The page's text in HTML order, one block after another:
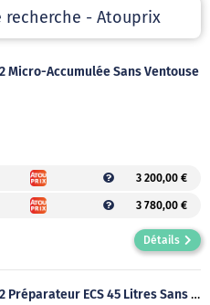
recherche - Atouprix
Micro-Accumulée Sans Ventouse
3 200,00 €
3 780,00 €
Détails
Chaudière Murale Gaz VIVADENS 2 Préparateur ECS 45 Litres Sans Ventouse